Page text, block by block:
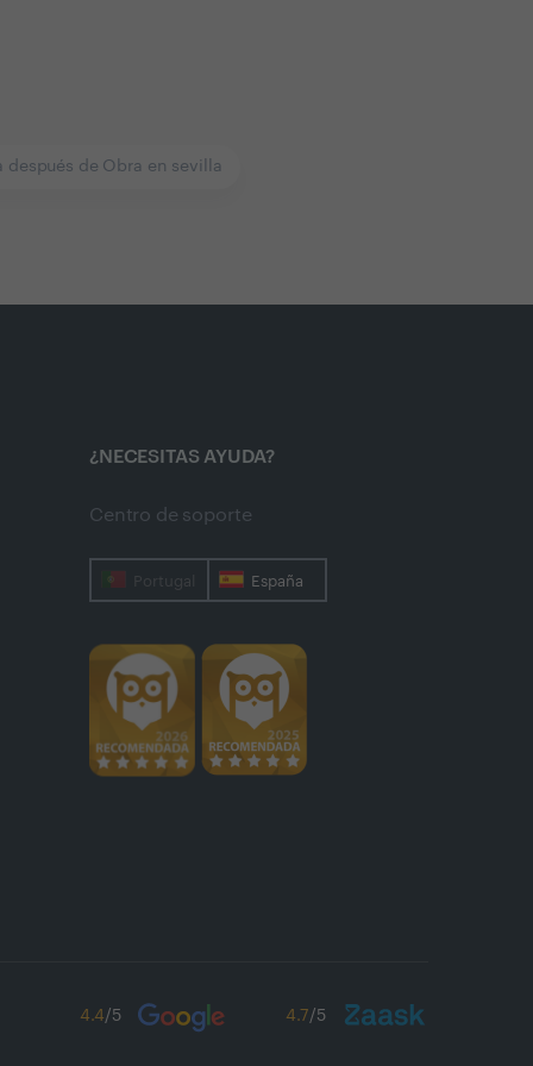
después de Obra en sevilla
¿NECESITAS AYUDA?
Centro de soporte
Portugal España
4.4/5 4.7/5